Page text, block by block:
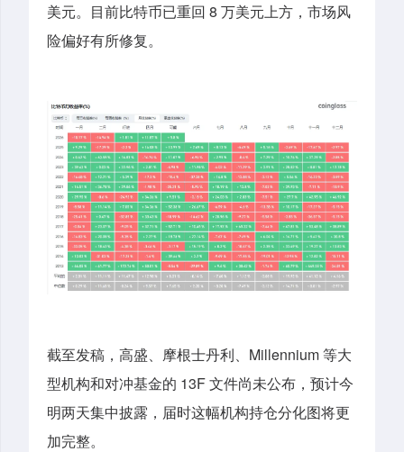
美元。目前比特币已重回 8 万美元上方，市场风
险偏好有所修复。
截至发稿， 高盛、摩根士丹利、Millennium 等大
型机构和对冲基金的 13F 文件尚未公布，预计今
明两天集中披露，届时这幅机构持仓分化图将更
加完整。